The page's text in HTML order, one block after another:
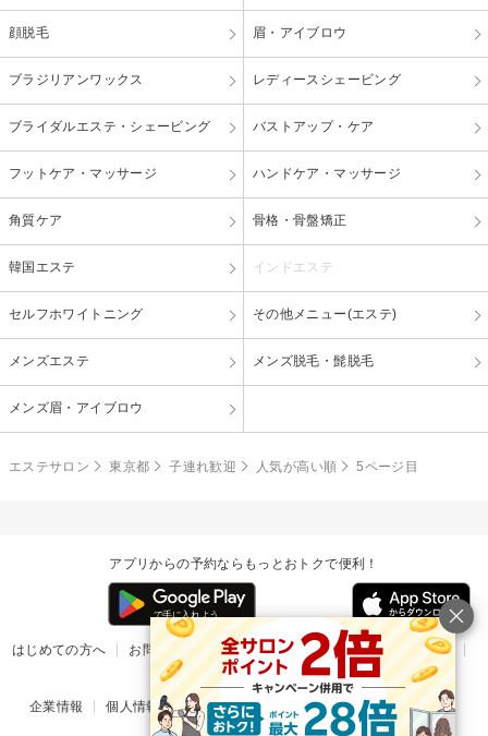
顔脱毛 眉・アイブロウ
ブラジリアンワックス レディースシェービング
ブライダルエステ・シェービング バストアップ・ケア
フットケア・マッサージ ハンドケア・マッサージ
角質ケア 骨格・骨盤矯正
韓国エステ インドエステ
セルフホワイトニング その他メニュー(エステ)
メンズエステ メンズ脱毛・髭脱毛
メンズ眉・アイブロウ
エステサロン 東京都 子連れ歓迎 人気が高い順 5ページ目
アプリからの予約ならもっとおトクで便利！
はじめての方へ お問い合わせ ヘルプ リリース情報
利用規約
掲載ご希望のサロン様
企業情報 個人情報保護方針 楽天のサービス一覧 アプリ一覧